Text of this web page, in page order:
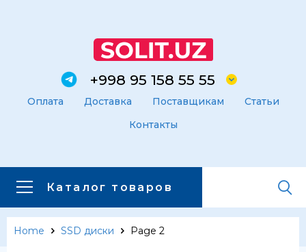
+998 95 158 55 55
Оплата Доставка Поставщикам
Статьи
Контакты
Каталог товаров
Home SSD диски Page 2